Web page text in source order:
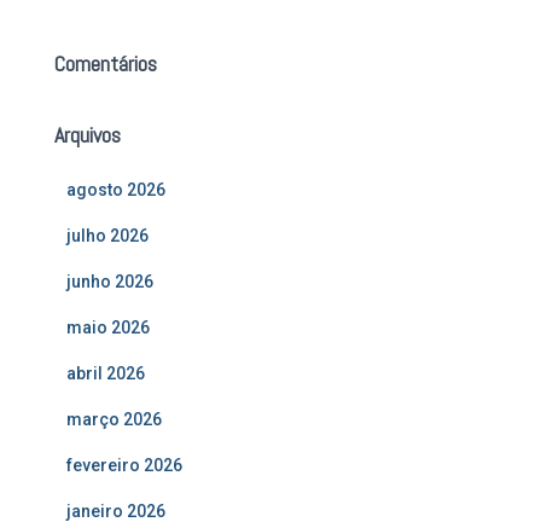
Comentários
Arquivos
agosto 2026
julho 2026
junho 2026
maio 2026
abril 2026
março 2026
fevereiro 2026
janeiro 2026